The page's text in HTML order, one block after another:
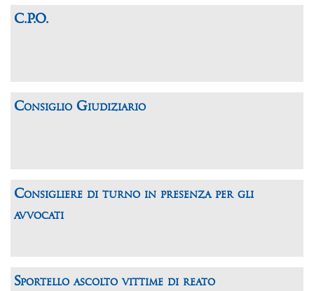
C.P.O.
Consiglio Giudiziario
Consigliere di turno in presenza per gli
avvocati
Sportello ascolto vittime di reato